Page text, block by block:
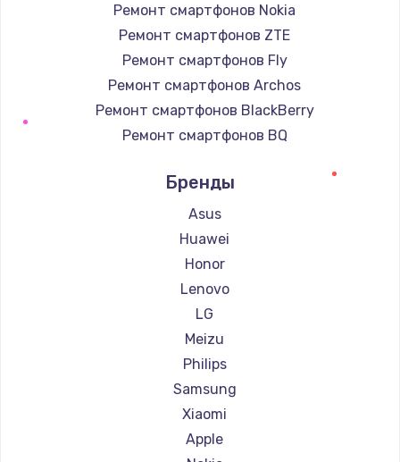
Ремонт смартфонов Nokia
Ремонт смартфонов ZTE
Ремонт смартфонов Fly
Ремонт смартфонов Archos
Ремонт смартфонов BlackBerry
Ремонт смартфонов BQ
Ремонт смартфонов Digma
Ремонт смартфонов Ginzzu
Ремонт смартфонов Highscreen
Ремонт смартфонов Irbis
Ремонт смартфонов Kyocera
Ремонт смартфонов LeEco
Ремонт смартфонов OnePlus
Ремонт смартфонов teXet
Ремонт смартфонов Motorola
Ремонт смартфонов Prestigio
Ремонт смартфонов Vertex
Бренды
Asus
Huawei
Honor
Lenovo
LG
Meizu
Philips
Samsung
Xiaomi
Apple